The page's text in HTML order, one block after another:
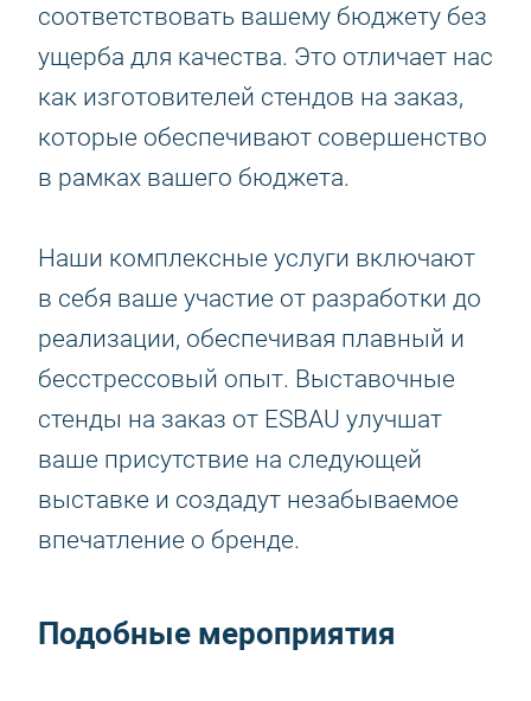
соответствовать вашему бюджету без
ущерба для качества. Это отличает нас
как изготовителей стендов на заказ,
которые обеспечивают совершенство
в рамках вашего бюджета.
Наши комплексные услуги включают
в себя ваше участие от разработки до
реализации, обеспечивая плавный и
бесстрессовый опыт. Выставочные
стенды на заказ от ESBAU улучшат
ваше присутствие на следующей
выставке и создадут незабываемое
впечатление о бренде.
Подобные мероприятия